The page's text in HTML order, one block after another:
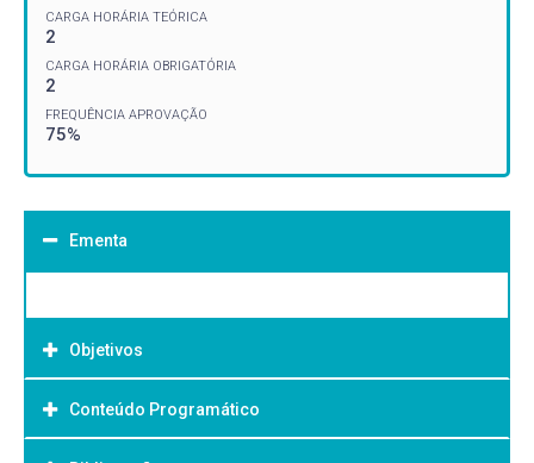
CARGA HORÁRIA TEÓRICA
2
CARGA HORÁRIA OBRIGATÓRIA
2
FREQUÊNCIA APROVAÇÃO
75%
Ementa
Objetivos
Objetivo Geral:
Conteúdo Programático